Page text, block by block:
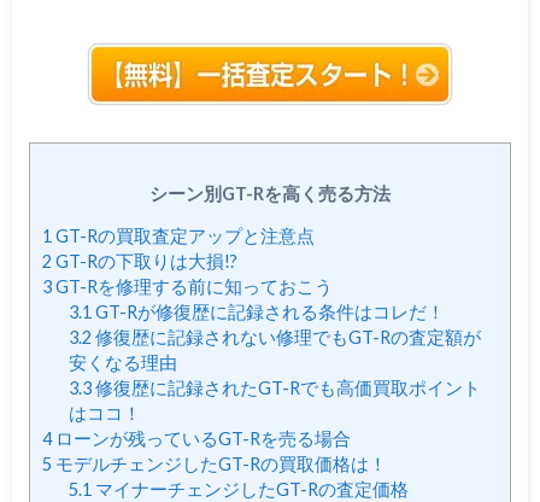
シーン別GT-Rを高く売る方法
1 GT-Rの買取査定アップと注意点
2 GT-Rの下取りは大損!?
3GT-Rを修理する前に知っておこう
3.1 GT-Rが修復歴に記録される条件はコレだ！
3.2 修復歴に記録されない修理でもGT-Rの査定額が
安くなる理由
3.3修復歴に記録されたGT-Rでも高価買取ポイント
はココ！
4ローンが残っているGT-Rを売る場合
5 モデルチェンジしたGT-Rの買取価格は！
5.1 マイナーチェンジしたGT-Rの査定価格